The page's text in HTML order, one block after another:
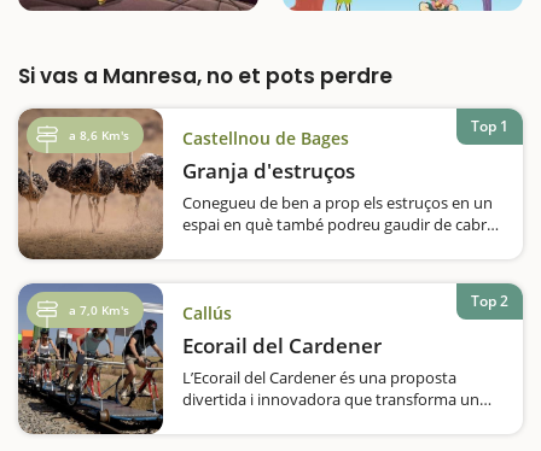
Si vas a Manresa, no et pots perdre
a 8,6 Km's Castellnou de Bages
Granja d'estruços
Conegueu de ben a prop els estruços en un
espai en què també podreu gaudir de cabres
ben curiosa, tenint en compte els animals
que…
Top 1
a 7,0 Km's Callús
Ecorail del Cardener
L’Ecorail del Cardener és una proposta
divertida i innovadora que transforma un
Top 2